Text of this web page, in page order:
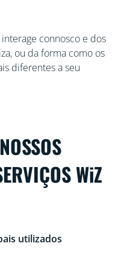
connosco e dos
ou da forma como os
diferentes a seu
WiZ
utilizados